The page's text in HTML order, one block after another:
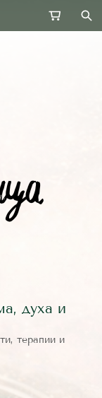
духа и
терапии и